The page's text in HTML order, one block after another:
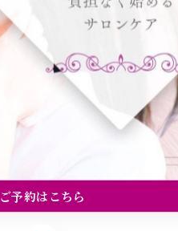
ご予約はこちら